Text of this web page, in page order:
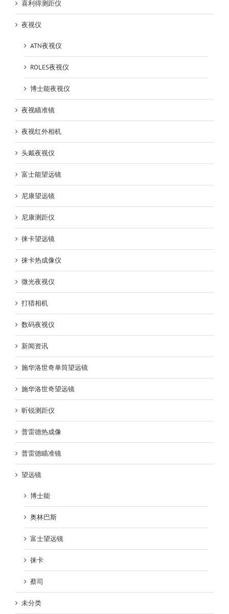
喜利得测距仪
夜视仪
ATN夜视仪
ROLES夜视仪
博士能夜视仪
夜视瞄准镜
夜视红外相机
头戴夜视仪
富士能望远镜
尼康望远镜
尼康测距仪
徕卡望远镜
徕卡热成像仪
微光夜视仪
打猎相机
数码夜视仪
新闻资讯
施华洛世奇单筒望远镜
施华洛世奇望远镜
昕锐测距仪
普雷德热成像
普雷德瞄准镜
望远镜
博士能
奥林巴斯
富士望远镜
徕卡
蔡司
未分类